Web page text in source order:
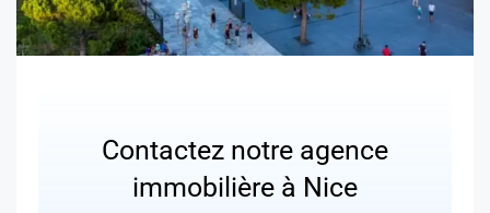
Contactez notre agence
immobilière à Nice